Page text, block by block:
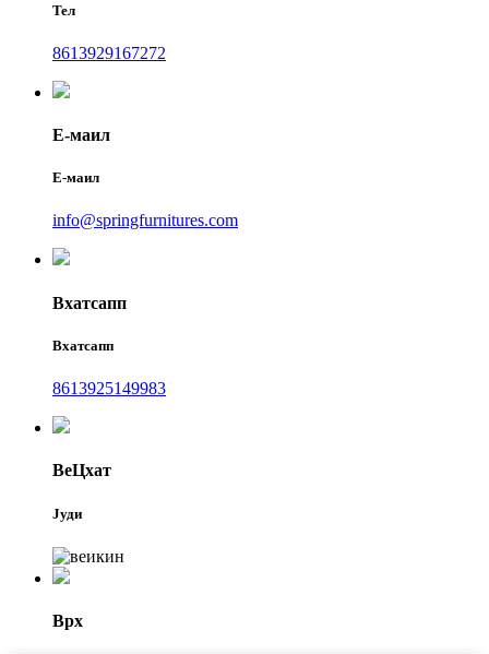
Тел
8613929167272
Е-маил
Е-маил
info@springfurnitures.com
Вхатсапп
Вхатсапп
8613925149983
ВеЦхат
Јуди
Врх